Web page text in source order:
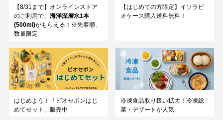
【8/31まで】オンラインストア
のご利用で、 海洋深層水1本
(500ml)がもらえる！※先着順、
数量限定
【はじめての方限定】イソラビ
オケース購入送料無料！
はじめよう！「ビオセボンはじ
めてセット」販売中
冷凍食品取り扱い拡大！冷凍総
菜・デザートが人気